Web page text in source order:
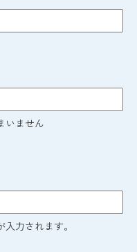
いません
力されます。